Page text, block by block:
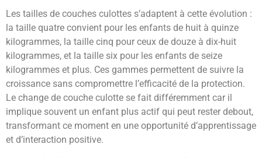
Les tailles de couches culottes s’adaptent à cette évolution :
la taille quatre convient pour les enfants de huit à quinze
kilogrammes, la taille cinq pour ceux de douze à dix-huit
kilogrammes, et la taille six pour les enfants de seize
kilogrammes et plus. Ces gammes permettent de suivre la
croissance sans compromettre l’efficacité de la protection.
Le change de couche culotte se fait différemment car il
implique souvent un enfant plus actif qui peut rester debout,
transformant ce moment en une opportunité d’apprentissage
et d’interaction positive.